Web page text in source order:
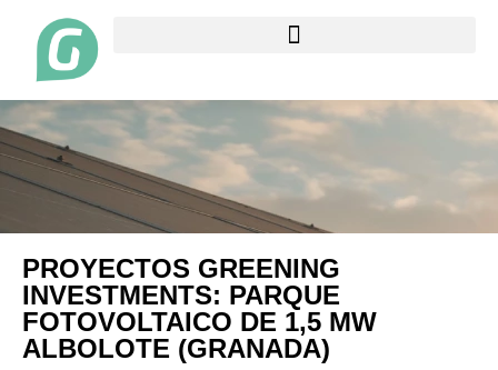
PROYECTOS GREENING
INVESTMENTS: PARQUE
FOTOVOLTAICO DE 1,5 MW
ALBOLOTE (GRANADA)